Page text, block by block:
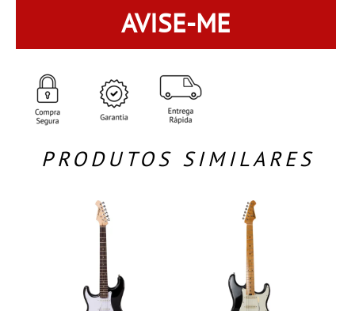
AVISE-ME
PRODUTOS SIMILARES